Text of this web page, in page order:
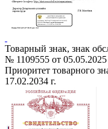
Товарный знак, знак
№ 1109555 от 05.05.2025
Приоритет товарного
17.02.2034 г.